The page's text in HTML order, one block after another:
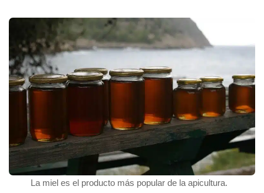
La miel es el producto más popular de la apicultura.